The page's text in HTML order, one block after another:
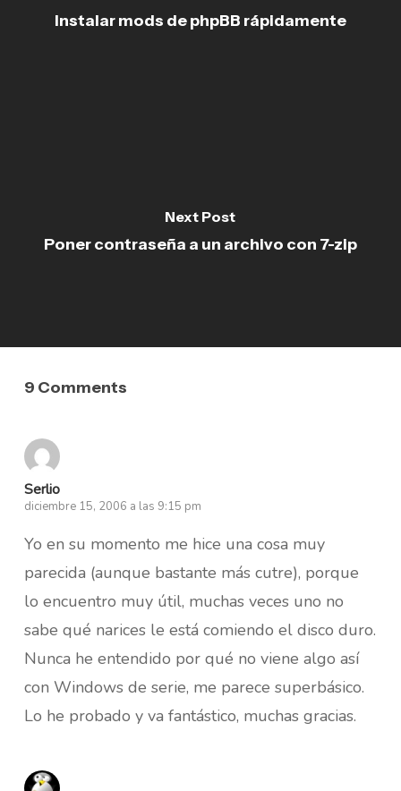
Instalar mods de phpBB rápidamente
Next Post
Poner contraseña a un archivo con 7-zip
9 Comments
Serlio
diciembre 15, 2006 a las 9:15 pm
Yo en su momento me hice una cosa muy
parecida (aunque bastante más cutre), porque
lo encuentro muy útil, muchas veces uno no
sabe qué narices le está comiendo el disco duro.
Nunca he entendido por qué no viene algo así
con Windows de serie, me parece superbásico.
Lo he probado y va fantástico, muchas gracias.